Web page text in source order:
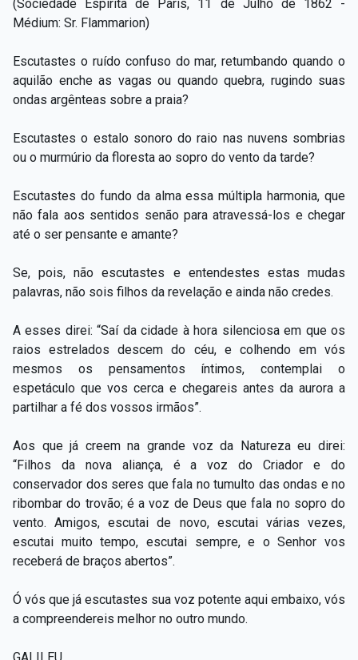
(Sociedade Espírita de Paris, 11 de Julho de 1862 -
Médium: Sr. Flammarion)
Escutastes o ruído confuso do mar, retumbando quando o
aquilão enche as vagas ou quando quebra, rugindo suas
ondas argênteas sobre a praia?
Escutastes o estalo sonoro do raio nas nuvens sombrias
ou o murmúrio da floresta ao sopro do vento da tarde?
Escutastes do fundo da alma essa múltipla harmonia, que
não fala aos sentidos senão para atravessá-los e chegar
até o ser pensante e amante?
Se, pois, não escutastes e entendestes estas mudas
palavras, não sois filhos da revelação e ainda não credes.
A esses direi: “Saí da cidade à hora silenciosa em que os
raios estrelados descem do céu, e colhendo em vós
mesmos os pensamentos íntimos, contemplai o
espetáculo que vos cerca e chegareis antes da aurora a
partilhar a fé dos vossos irmãos”.
Aos que já creem na grande voz da Natureza eu direi:
“Filhos da nova aliança, é a voz do Criador e do
conservador dos seres que fala no tumulto das ondas e no
ribombar do trovão; é a voz de Deus que fala no sopro do
vento. Amigos, escutai de novo, escutai várias vezes,
escutai muito tempo, escutai sempre, e o Senhor vos
receberá de braços abertos”.
Ó vós que já escutastes sua voz potente aqui embaixo, vós
a compreendereis melhor no outro mundo.